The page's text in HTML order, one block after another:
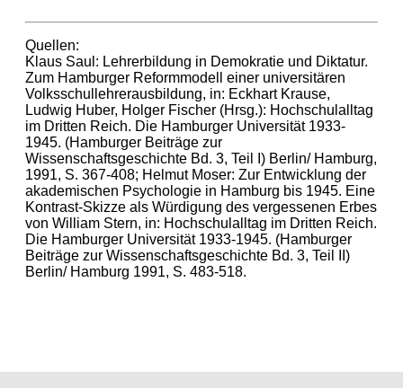
Quellen:
Klaus Saul: Lehrerbildung in Demokratie und Diktatur.
Zum Hamburger Reformmodell einer universitären
Volksschullehrerausbildung, in: Eckhart Krause,
Ludwig Huber, Holger Fischer (Hrsg.): Hochschulalltag
im Dritten Reich. Die Hamburger Universität 1933-
1945. (Hamburger Beiträge zur
Wissenschaftsgeschichte Bd. 3, Teil I) Berlin/ Hamburg,
1991, S. 367-408; Helmut Moser: Zur Entwicklung der
akademischen Psychologie in Hamburg bis 1945. Eine
Kontrast-Skizze als Würdigung des vergessenen Erbes
von William Stern, in: Hochschulalltag im Dritten Reich.
Die Hamburger Universität 1933-1945. (Hamburger
Beiträge zur Wissenschaftsgeschichte Bd. 3, Teil II)
Berlin/ Hamburg 1991, S. 483-518.